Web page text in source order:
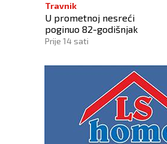
Travnik
U prometnoj nesreći
poginuo 82-godišnjak
Prije 14 sati